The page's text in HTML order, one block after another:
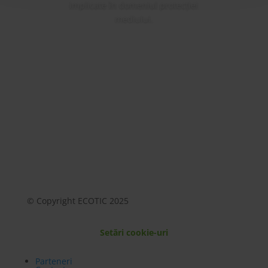
© Copyright ECOTIC 2025
Setări cookie-uri
Parteneri